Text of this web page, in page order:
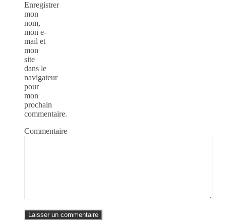
Enregistrer
mon
nom,
mon e-
mail et
mon
site
dans le
navigateur
pour
mon
prochain
commentaire.
Commentaire